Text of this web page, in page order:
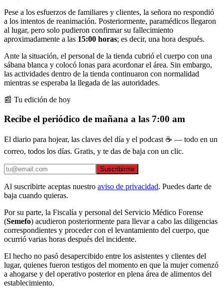
Pese a los esfuerzos de familiares y clientes, la señora no respondió
a los intentos de reanimación. Posteriormente, paramédicos llegaron
al lugar, pero solo pudieron confirmar su fallecimiento
aproximadamente a las 15:00 horas; es decir, una hora después.
Ante la situación, el personal de la tienda cubrió el cuerpo con una
sábana blanca y colocó lonas para acordonar el área. Sin embargo,
las actividades dentro de la tienda continuaron con normalidad
mientras se esperaba la llegada de las autoridades.
📰 Tu edición de hoy
Recibe el periódico de mañana a las 7:00 am
El diario para hojear, las claves del día y el podcast ☕ — todo en un
correo, todos los días. Gratis, y te das de baja con un clic.
Suscribirme
Al suscribirte aceptas nuestro aviso de privacidad. Puedes darte de
baja cuando quieras.
Por su parte, la Fiscalía y personal del Servicio Médico Forense
(Semefo) acudieron posteriormente para llevar a cabo las diligencias
correspondientes y proceder con el levantamiento del cuerpo, que
ocurrió varias horas después del incidente.
El hecho no pasó desapercibido entre los asistentes y clientes del
lugar, quienes fueron testigos del momento en que la mujer comenzó
a ahogarse y del operativo posterior en plena área de alimentos del
establecimiento.